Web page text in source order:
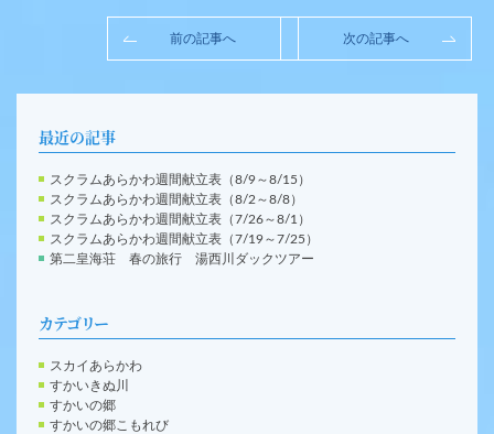
前の記事へ 次の記事へ
最近の記事
スクラムあらかわ週間献立表（8/9～8/15）
スクラムあらかわ週間献立表（8/2～8/8）
スクラムあらかわ週間献立表（7/26～8/1）
スクラムあらかわ週間献立表（7/19～7/25）
第二皇海荘 春の旅行 湯西川ダックツアー
カテゴリー
スカイあらかわ
すかいきぬ川
すかいの郷
すかいの郷こもれび